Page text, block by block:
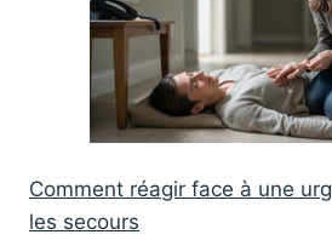
Comment réagir face à une
les secours